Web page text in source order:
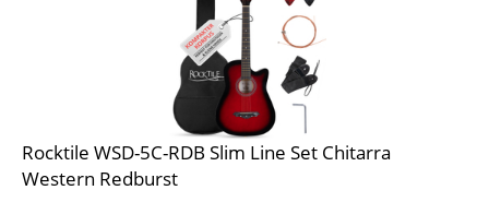
Rocktile WSD-5C-RDB Slim Line Set Chitarra
Western Redburst